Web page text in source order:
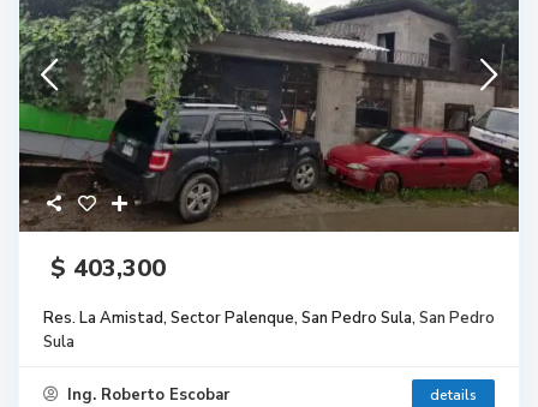
$ 403,300
Res. La Amistad, Sector Palenque, San Pedro Sula, San Pedro
Sula
Ing. Roberto Escobar details